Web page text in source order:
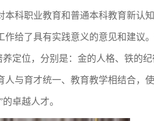
科职业教育和普通本科教育新认
给了具有实践意义的意见和建议
定位，分别是：金的人格、铁的
与育才统一、教育教学相结合，
卓越人才。